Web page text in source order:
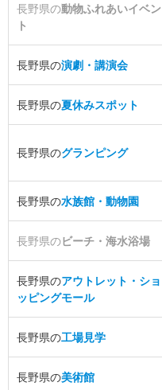
長野県の動物ふれあいイベン
ト
長野県の演劇・講演会
長野県の夏休みスポット
長野県のグランピング
長野県の水族館・動物園
長野県のビーチ・海水浴場
長野県のアウトレット・ショ
ッピングモール
長野県の工場見学
長野県の美術館